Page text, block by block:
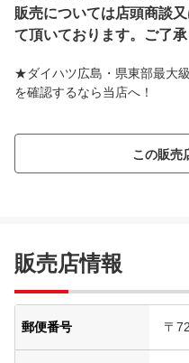
販売については店頭商談
て頂いております。ご了承
★ダイハツ広島・県東部最大
を確認するなら当店へ！
この販売
販売店情報
郵便番号 〒